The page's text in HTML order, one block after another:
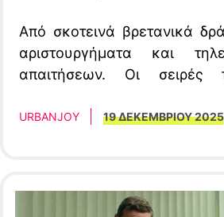
Από σκοτεινά βρετανικά
αριστουργήματα και
απαιτήσεων. Οι
URBANJOY 19 ΔΕΚΕΜΒΡΙΟΥ 2025